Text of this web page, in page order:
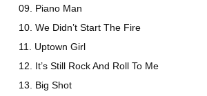
09. Piano Man
10. We Didn’t Start The Fire
11. Uptown Girl
12. It’s Still Rock And Roll To Me
13. Big Shot